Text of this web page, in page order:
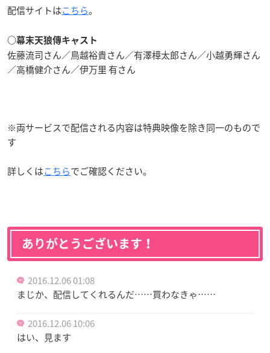
配信サイトはこちら。
○幕末天狼傳キャスト
佐藤流司さん／鳥越裕貴さん／有澤樟太郎さん／小越勇輝さん
／高橋健介さん／伊万里 有さん
※両サービスで配信される内容は特典映像を除き同一のもので
す
詳しくはこちらでご確認ください。
ありがとうございます！
2016.12.06 01:08
まじか、配信してくれるんだ……買わなきゃ……
2016.12.06 10:06
はい、見ます